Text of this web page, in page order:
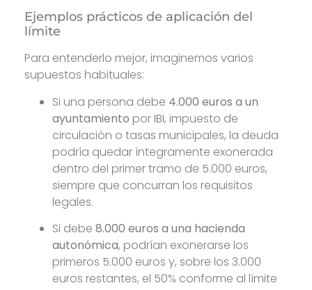
Ejemplos prácticos de aplicación del
límite
Para entenderlo mejor, imaginemos varios
supuestos habituales:
Si una persona debe 4.000 euros a un
ayuntamiento por IBI, impuesto de
circulación o tasas municipales, la deuda
podría quedar íntegramente exonerada
dentro del primer tramo de 5.000 euros,
siempre que concurran los requisitos
legales.
Si debe 8.000 euros a una hacienda
autonómica, podrían exonerarse los
primeros 5.000 euros y, sobre los 3.000
euros restantes, el 50% conforme al límite